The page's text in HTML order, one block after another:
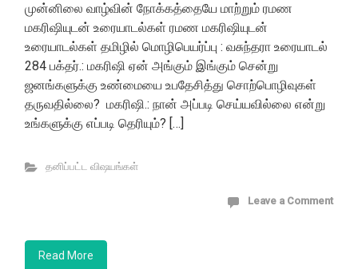
முன்னிலை வாழ்வின் நோக்கத்தையே மாற்றும் ரமண
மகரிஷியுடன் உரையாடல்கள் ரமண மகரிஷியுடன்
உரையாடல்கள் தமிழில் மொழிபெயர்ப்பு : வசுந்தரா உரையாடல்
284 பக்தர்.: மகரிஷி ஏன் அங்கும் இங்கும் சென்று
ஜனங்களுக்கு உண்மையை உபதேசித்து சொற்பொழிவுகள்
தருவதில்லை? மகரிஷி.: நான் அப்படி செய்யவில்லை என்று
உங்களுக்கு எப்படி தெரியும்? […]
தனிப்பட்ட விஷயங்கள்
Leave a Comment
Read More